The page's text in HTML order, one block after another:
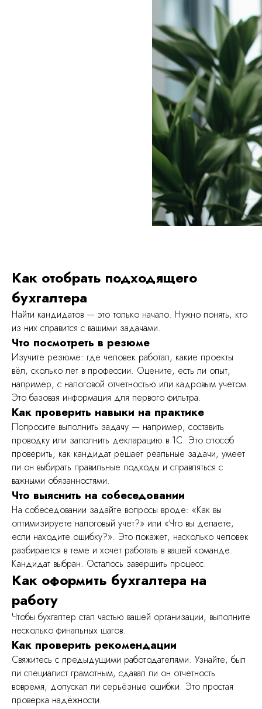
Как отобрать подходящего
бухгалтера
Найти кандидатов — это только начало. Нужно понять, кто
из них справится с вашими задачами.
Что посмотреть в резюме
Изучите резюме: где человек работал, какие проекты
вёл, сколько лет в профессии. Оцените, есть ли опыт,
например, с налоговой отчетностью или кадровым учетом.
Это базовая информация для первого фильтра.
Как проверить навыки на практике
Попросите выполнить задачу — например, составить
проводку или заполнить декларацию в 1С. Это способ
проверить, как кандидат решает реальные задачи, умеет
ли он выбирать правильные подходы и справляться с
важными обязанностями.
Что выяснить на собеседовании
На собеседовании задайте вопросы вроде: «Как вы
оптимизируете налоговый учет?» или «Что вы делаете,
если находите ошибку?». Это покажет, насколько человек
разбирается в теме и хочет работать в вашей команде.
Кандидат выбран. Осталось завершить процесс.
Как оформить бухгалтера на
работу
Чтобы бухгалтер стал частью вашей организации, выполните
несколько финальных шагов.
Как проверить рекомендации
Свяжитесь с предыдущими работодателями. Узнайте, был
ли специалист грамотным, сдавал ли он отчетность
вовремя, допускал ли серьёзные ошибки. Это простая
проверка надёжности.